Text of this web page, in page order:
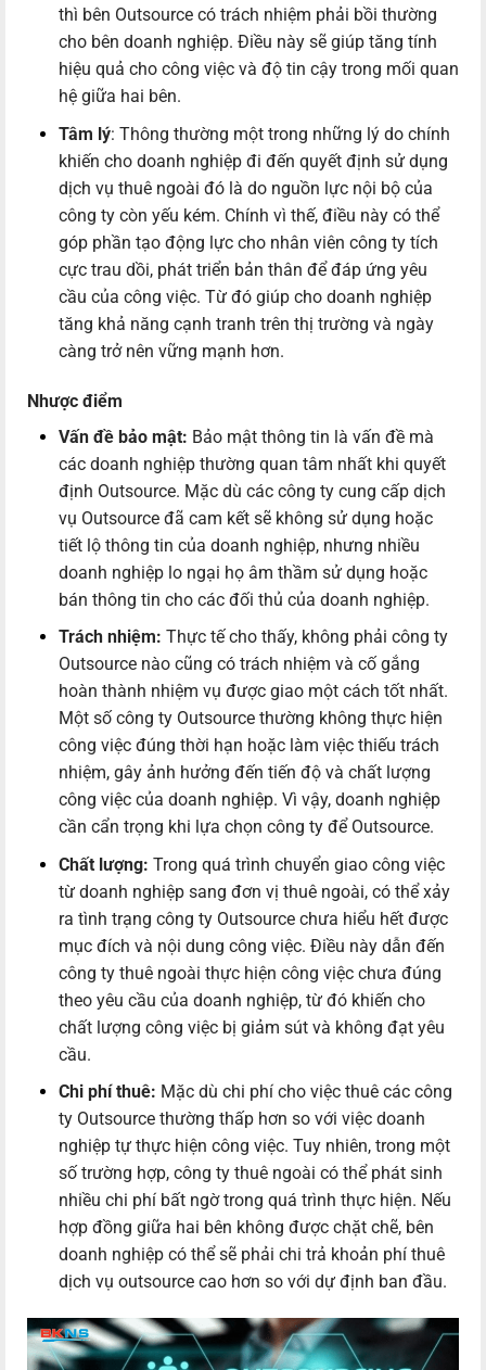
thì bên Outsource có trách nhiệm phải bồi thường
cho bên doanh nghiệp. Điều này sẽ giúp tăng tính
hiệu quả cho công việc và độ tin cậy trong mối quan
hệ giữa hai bên.
Tâm lý: Thông thường một trong những lý do chính
khiến cho doanh nghiệp đi đến quyết định sử dụng
dịch vụ thuê ngoài đó là do nguồn lực nội bộ của
công ty còn yếu kém. Chính vì thế, điều này có thể
góp phần tạo động lực cho nhân viên công ty tích
cực trau dồi, phát triển bản thân để đáp ứng yêu
cầu của công việc. Từ đó giúp cho doanh nghiệp
tăng khả năng cạnh tranh trên thị trường và ngày
càng trở nên vững mạnh hơn.
Nhược điểm
Vấn đề bảo mật: Bảo mật thông tin là vấn đề mà
các doanh nghiệp thường quan tâm nhất khi quyết
định Outsource. Mặc dù các công ty cung cấp dịch
vụ Outsource đã cam kết sẽ không sử dụng hoặc
tiết lộ thông tin của doanh nghiệp, nhưng nhiều
doanh nghiệp lo ngại họ âm thầm sử dụng hoặc
bán thông tin cho các đối thủ của doanh nghiệp.
Trách nhiệm: Thực tế cho thấy, không phải công ty
Outsource nào cũng có trách nhiệm và cố gắng
hoàn thành nhiệm vụ được giao một cách tốt nhất.
Một số công ty Outsource thường không thực hiện
công việc đúng thời hạn hoặc làm việc thiếu trách
nhiệm, gây ảnh hưởng đến tiến độ và chất lượng
công việc của doanh nghiệp. Vì vậy, doanh nghiệp
cần cẩn trọng khi lựa chọn công ty để Outsource.
Chất lượng: Trong quá trình chuyển giao công việc
từ doanh nghiệp sang đơn vị thuê ngoài, có thể xảy
ra tình trạng công ty Outsource chưa hiểu hết được
mục đích và nội dung công việc. Điều này dẫn đến
công ty thuê ngoài thực hiện công việc chưa đúng
theo yêu cầu của doanh nghiệp, từ đó khiến cho
chất lượng công việc bị giảm sút và không đạt yêu
cầu.
Chi phí thuê: Mặc dù chi phí cho việc thuê các công
ty Outsource thường thấp hơn so với việc doanh
nghiệp tự thực hiện công việc. Tuy nhiên, trong một
số trường hợp, công ty thuê ngoài có thể phát sinh
nhiều chi phí bất ngờ trong quá trình thực hiện. Nếu
hợp đồng giữa hai bên không được chặt chẽ, bên
doanh nghiệp có thể sẽ phải chi trả khoản phí thuê
dịch vụ outsource cao hơn so với dự định ban đầu.